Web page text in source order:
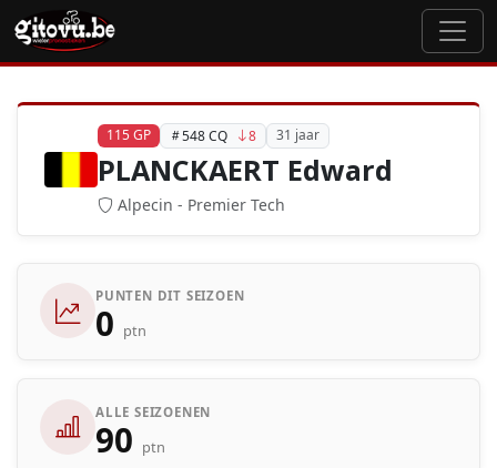
115 GP 548 CQ 8 31 jaar
PLANCKAERT Edward
Alpecin - Premier Tech
PUNTEN DIT SEIZOEN
0 ptn
ALLE SEIZOENEN
90 ptn